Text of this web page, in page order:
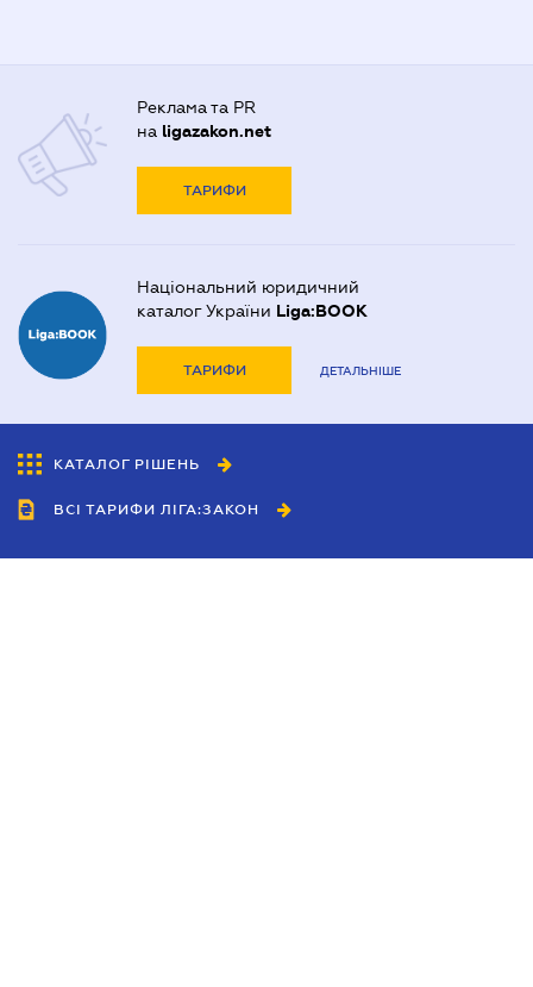
Реклама та PR
на ligazakon.net
ТАРИФИ
Національний юридичний
каталог України Liga:BOOK
ТАРИФИ ДЕТАЛЬНІШЕ
КАТАЛОГ РІШЕНЬ
ВСІ ТАРИФИ ЛІГА:ЗАКОН